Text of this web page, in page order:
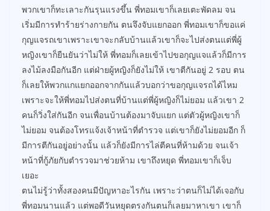
พวกเขาก็ทะเลาะกันรุนแรงขึ้น พี่ทอมเขาก็เลยเตะพัดลม จน
เริ่มมีการทำร้ายร่างกายกัน ตนจึงจับแยกออก พี่ทอมเขาก็ขอแค่
กุญแจรถเขาเพราะเขาจะกลับบ้านแล้วเขาก็จะไปส่งตนแต่พี่ผู้
หญิงเขาก็ยืนยันว่าไม่ให้ พี่ทอมก็เลยเข้าไปขอกุญแจแล้วก็มีการ
ลงไม้ลงมือกันอีก แต่ฝ่ายผู้หญิงก็ยังไม่ให้ เขาตีกันอยู่ 2 รอบ ตน
ก็เลยให้พวกแกแยกออกจากกันแล้วบอกว่าขอกุญแจรถได้ไหม
เพราะจะให้พี่ทอมไปส่งตนที่บ้านแต่พี่ผู้หญิงก็ไม่ยอม แล้วเขา 2
คนก็วิ่งใส่กันอีก จนเพื่อนบ้านต้องมาจับแยก แต่ตัวผู้หญิงเขาก็
ไม่ยอม จนต้องโทรแจ้งเจ้าหน้าที่ตำรวจ แต่เขาก็ยังไม่ยอมอีก ก็
มีการตีกันอยู่อย่างนั้น แล้วก็ยังมีการไล่ตีคนที่ห้ามด้วย จนเจ้า
หน้าที่กู้ภัยกับตำรวจมาช่วยห้าม เขาถึงหยุด พี่ทอมเขาก็เจ็บ
เยอะ
ตนไม่รู้ว่าทั้งสองคนมีปัญหาอะไรกัน เพราะว่าตนก็ไม่ได้เจอกับ
พี่ทอมนานแล้ว แต่พอดีวันหยุดตรงกันตนก็เลยมาหาเขา เขาก็